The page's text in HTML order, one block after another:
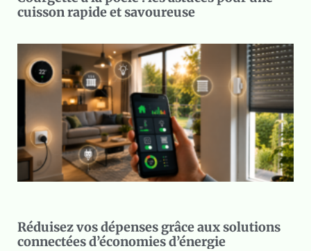
cuisson rapide et savoureuse
Réduisez vos dépenses grâce aux solutions
connectées d’économies d’énergie